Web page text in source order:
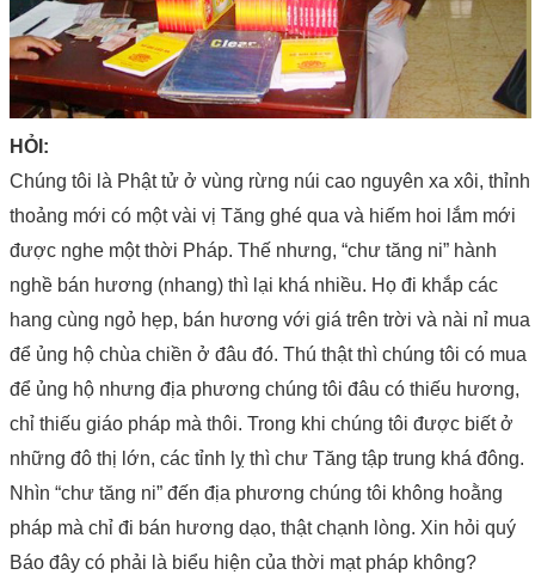
HỎI:
Chúng tôi là Phật tử ở vùng rừng núi cao nguyên xa xôi, thỉnh
thoảng mới có một vài vị Tăng ghé qua và hiếm hoi lắm mới
được nghe một thời Pháp. Thế nhưng, “chư tăng ni” hành
nghề bán hương (nhang) thì lại khá nhiều. Họ đi khắp các
hang cùng ngỏ hẹp, bán hương với giá trên trời và nài nỉ mua
để ủng hộ chùa chiền ở đâu đó. Thú thật thì chúng tôi có mua
để ủng hộ nhưng địa phương chúng tôi đâu có thiếu hương,
chỉ thiếu giáo pháp mà thôi. Trong khi chúng tôi được biết ở
những đô thị lớn, các tỉnh lỵ thì chư Tăng tập trung khá đông.
Nhìn “chư tăng ni” đến địa phương chúng tôi không hoằng
pháp mà chỉ đi bán hương dạo, thật chạnh lòng. Xin hỏi quý
Báo đây có phải là biểu hiện của thời mạt pháp không?